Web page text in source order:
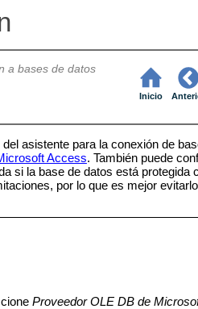
a bases de datos
Inicio
asistente para la conexión de
Access. También puede
si la base de datos está protegida
por lo que es mejor
Proveedor OLE DB de